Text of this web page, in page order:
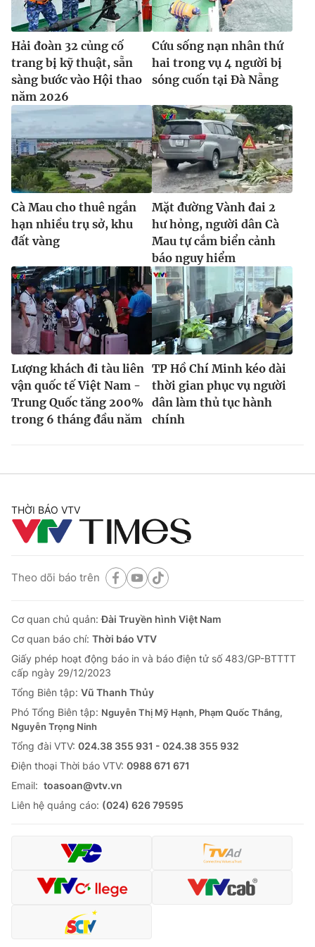
Hải đoàn 32 củng cố
trang bị kỹ thuật, sẵn
sàng bước vào Hội thao
năm 2026
Cứu sống nạn nhân thứ
hai trong vụ 4 người bị
sóng cuốn tại Đà Nẵng
Cà Mau cho thuê ngắn
hạn nhiều trụ sở, khu
đất vàng
Mặt đường Vành đai 2
hư hỏng, người dân Cà
Mau tự cắm biển cảnh
báo nguy hiểm
Lượng khách đi tàu liên
vận quốc tế Việt Nam -
Trung Quốc tăng 200%
trong 6 tháng đầu năm
TP Hồ Chí Minh kéo dài
thời gian phục vụ người
dân làm thủ tục hành
chính
THỜI BÁO VTV
Theo dõi báo trên
Cơ quan chủ quản:Đài Truyền hình Việt Nam
Cơ quan báo chí: Thời báo VTV
Giấy phép hoạt động báo in và báo điện tử số 483/GP-BTTTT
cấp ngày 29/12/2023
Tổng Biên tập: Vũ Thanh Thủy
Phó Tổng Biên tập: Nguyễn Thị Mỹ Hạnh, Phạm Quốc Thắng,
Nguyễn Trọng Ninh
Tổng đài VTV: 024.38 355 931 - 024.38 355 932
Ðiện thoại Thời báo VTV: 0988 671 671
Email: toasoan@vtv.vn
Liên hệ quảng cáo: (024) 626 79595